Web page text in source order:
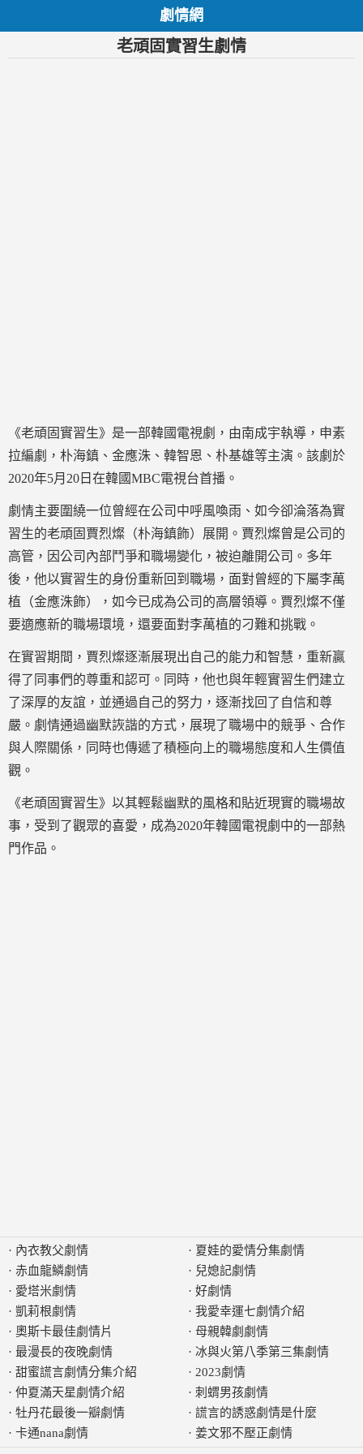
劇情網
老頑固實習生劇情
《老頑固實習生》是一部韓國電視劇，由南成宇執導，申素
拉編劇，朴海鎮、金應洙、韓智恩、朴基雄等主演。該劇於
2020年5月20日在韓國MBC電視台首播。
劇情主要圍繞一位曾經在公司中呼風喚雨、如今卻淪落為實
習生的老頑固賈烈燦（朴海鎮飾）展開。賈烈燦曾是公司的
高管，因公司內部鬥爭和職場變化，被迫離開公司。多年
後，他以實習生的身份重新回到職場，面對曾經的下屬李萬
植（金應洙飾），如今已成為公司的高層領導。賈烈燦不僅
要適應新的職場環境，還要面對李萬植的刁難和挑戰。
在實習期間，賈烈燦逐漸展現出自己的能力和智慧，重新贏
得了同事們的尊重和認可。同時，他也與年輕實習生們建立
了深厚的友誼，並通過自己的努力，逐漸找回了自信和尊
嚴。劇情通過幽默詼諧的方式，展現了職場中的競爭、合作
與人際關係，同時也傳遞了積極向上的職場態度和人生價值
觀。
《老頑固實習生》以其輕鬆幽默的風格和貼近現實的職場故
事，受到了觀眾的喜愛，成為2020年韓國電視劇中的一部熱
門作品。
· 內衣教父劇情
· 赤血龍鱗劇情
· 愛塔米劇情
· 凱莉根劇情
· 奧斯卡最佳劇情片
· 最漫長的夜晚劇情
· 甜蜜謊言劇情分集介紹
· 仲夏滿天星劇情介紹
· 牡丹花最後一瓣劇情
· 卡通nana劇情
· 夏娃的愛情分集劇情
· 兒媳記劇情
· 好劇情
· 我愛幸運七劇情介紹
· 母親韓劇劇情
· 冰與火第八季第三集劇情
· 2023劇情
· 刺蝟男孩劇情
· 謊言的誘惑劇情是什麼
· 姜文邪不壓正劇情